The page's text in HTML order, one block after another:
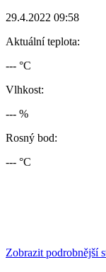
29.4.2022 09:58
Aktuální teplota:
--- °C
Vlhkost:
--- %
Rosný bod:
--- °C
Zobrazit podrobnější